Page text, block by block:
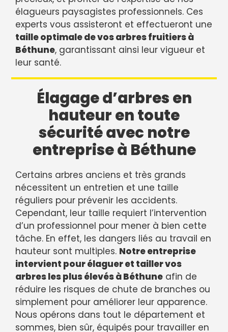
élagueurs paysagistes professionnels. Ces
experts vous assisteront et effectueront une
taille optimale de vos arbres fruitiers à
Béthune, garantissant ainsi leur vigueur et
leur santé.
Élagage d’arbres en
hauteur en toute
sécurité avec notre
entreprise à Béthune
Certains arbres anciens et très grands
nécessitent un entretien et une taille
réguliers pour prévenir les accidents.
Cependant, leur taille requiert l’intervention
d’un professionnel pour mener à bien cette
tâche. En effet, les dangers liés au travail en
hauteur sont multiples. Notre entreprise
intervient pour élaguer et tailler vos
arbres les plus élevés à Béthune afin de
réduire les risques de chute de branches ou
simplement pour améliorer leur apparence.
Nous opérons dans tout le département et
sommes, bien sûr, équipés pour travailler en